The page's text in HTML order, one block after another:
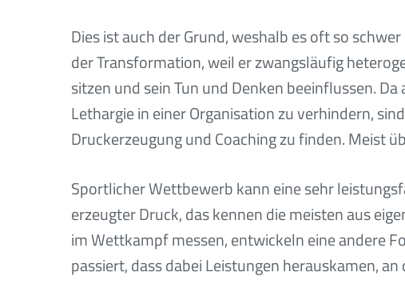
Dies ist auch der Grund, weshalb es oft so
der Transformation, weil er zwangsläufig
sitzen und sein Tun und Denken beeinflussen.
Lethargie in einer Organisation zu verhindern,
Druckerzeugung und Coaching zu finden. Meist
Sportlicher Wettbewerb kann eine sehr
erzeugter Druck, das kennen die meisten aus
im Wettkampf messen, entwickeln eine andere
passiert, dass dabei Leistungen herauskamen,